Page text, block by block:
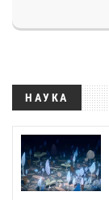
НАУКА